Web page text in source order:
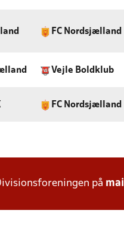
FC Nordsjælland
Vejle Boldklub
FC Nordsjælland
på mail